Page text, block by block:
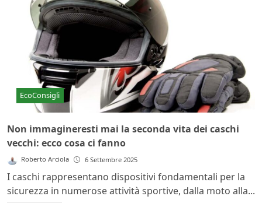
EcoConsigli
Non immagineresti mai la seconda vita dei caschi
vecchi: ecco cosa ci fanno
Roberto Arciola 6 Settembre 2025
I caschi rappresentano dispositivi fondamentali per la
sicurezza in numerose attività sportive, dalla moto alla...